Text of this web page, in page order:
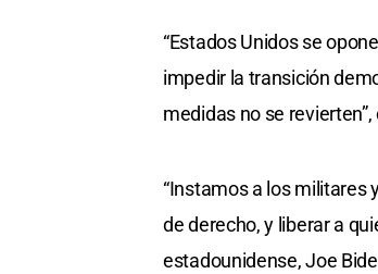
“Estados Unidos se
impedir la transición
medidas no se
“Instamos a los militares
de derecho, y liberar a
estadounidense, Joe